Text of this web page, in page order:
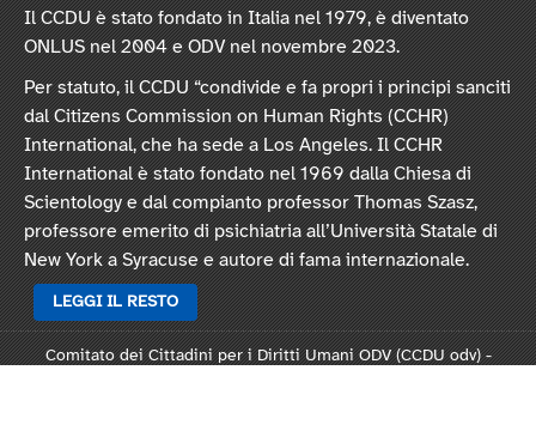
Il CCDU è stato fondato in Italia nel 1979, è diventato
ONLUS nel 2004 e ODV nel novembre 2023.
Per statuto, il CCDU “condivide e fa propri i principi sanciti
dal Citizens Commission on Human Rights (CCHR)
International, che ha sede a Los Angeles. Il CCHR
International è stato fondato nel 1969 dalla Chiesa di
Scientology e dal compianto professor Thomas Szasz,
professore emerito di psichiatria all’Università Statale di
New York a Syracuse e autore di fama internazionale.
LEGGI IL RESTO
Comitato dei Cittadini per i Diritti Umani ODV (CCDU odv) -